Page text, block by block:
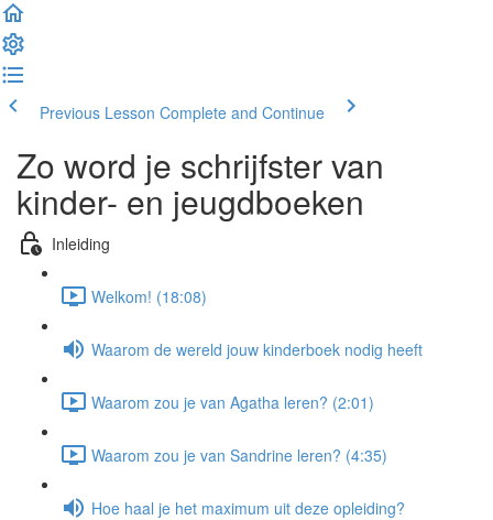
Previous Lesson Complete and Continue
Zo word je schrijfster van
kinder- en jeugdboeken
Inleiding
Welkom! (18:08)
Waarom de wereld jouw kinderboek nodig heeft
Waarom zou je van Agatha leren? (2:01)
Waarom zou je van Sandrine leren? (4:35)
Hoe haal je het maximum uit deze opleiding?